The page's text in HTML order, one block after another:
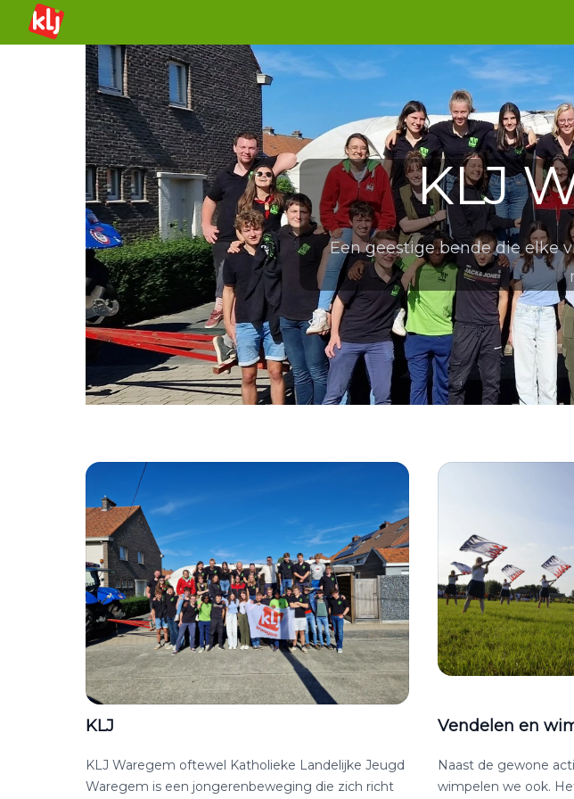
KLJ
Een geestige bende die elke
KLJ
KLJ Waregem oftewel Katholieke Landelijke Jeugd
Waregem is een jongerenbeweging die zich richt
Vendelen en
Naast de gewone
wimpelen we ook.